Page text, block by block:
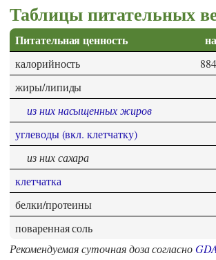
Таблицы питательных
Питательная ценность
калорийность
жиры/липиды
из них насыщенных жиров
углеводы (вкл. клетчатку)
из них сахара
клетчатка
белки/протеины
поваренная соль
Рекомендуемая суточная доза согласноGDA